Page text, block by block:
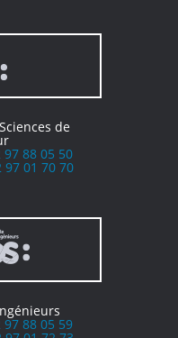
de
97 88 05 50
97 01 70 70
97 88 05 59